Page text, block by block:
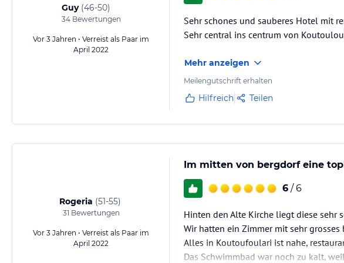
Guy (46-50)
34Bewertungen
Vor 3 Jahren • Verreist als Paar im
April 2022
Sehr schones und sauberes Hotel mit
Sehr central ins centrum von
Mehr anzeigen
Meilengutschrift erhalten
Hilfreich Teilen
Rogeria (51-55)
31 Bewertungen
Vor 3 Jahren • Verreist als Paar im
April 2022
Im mitten von bergdorf eine
6 / 6
Hinten den Alte Kirche liegt diese sehr
Wir hatten ein Zimmer mit sehr
Alles in Koutoufoulari ist nahe,
Das Schwimmbad war noch zu kalt,